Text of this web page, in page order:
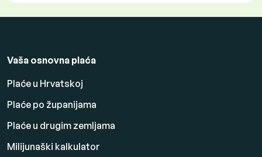
Vaša osnovna plaća
Plaće u Hrvatskoj
Plaće po županijama
Plaće u drugim zemljama
Milijunaški kalkulator